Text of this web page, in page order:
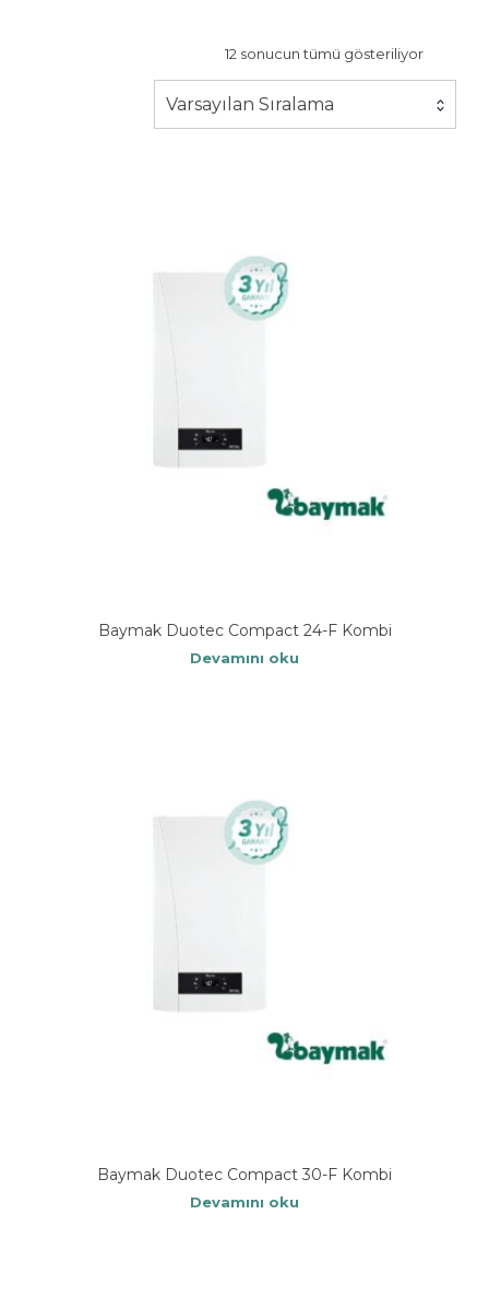
12 sonucun tümü gösteriliyor
Varsayılan Sıralama
Baymak Duotec Compact 24-F Kombi
Devamını oku
Baymak Duotec Compact 30-F Kombi
Devamını oku